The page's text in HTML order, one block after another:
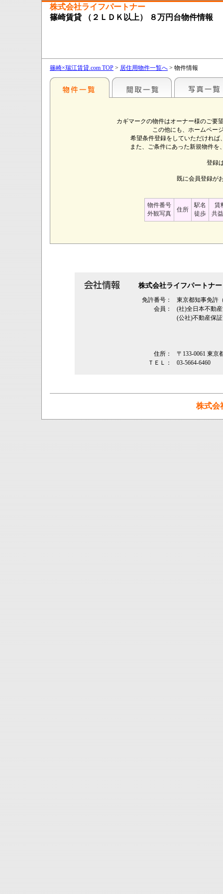
株式会社ライフパートナー
篠崎賃貸 （２ＬＤＫ以上） ８万円台物件情報
篠崎×瑞江賃貸.com TOP > 居住用物件一覧へ > 物件情報
カギマークの物件はオーナー様のご要
この他にも、ホームペー
希望条件登録をしていただけれ
また、ご条件にあった新規物件
登録
既に会員登録が
物件番号
外観写真
住所
駅名
徒歩
賃
共
株式会社ライフパートナー
免許番号：
東京都知事免許
会員：
(社)全日本不動
(公社)不動産保
住所：
〒133-0061 東京
ＴＥＬ：
03-5664-6460
株式会